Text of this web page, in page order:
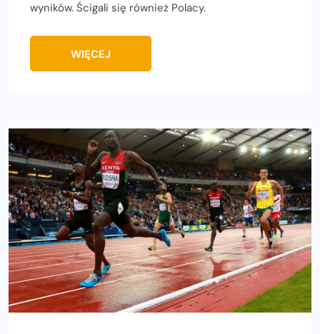
wyników. Ścigali się również Polacy.
WIĘCEJ